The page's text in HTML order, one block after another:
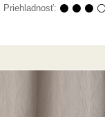
Priehladnosť: ⚫ ⚫ ⚫